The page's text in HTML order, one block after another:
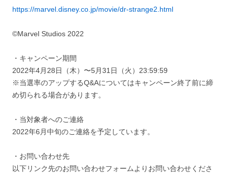
https://marvel.disney.co.jp/movie/dr-strange2.html
©Marvel Studios 2022
・キャンペーン期間
2022年4月28日（木）〜5月31日（火）23:59:59
※当選率のアップするQ&Aについてはキャンペーン終了前に締
め切られる場合があります。
・当対象者へのご連絡
2022年6月中旬のご連絡を予定しています。
・お問い合わせ先
以下リンク先のお問い合わせフォームよりお問い合わせくださ